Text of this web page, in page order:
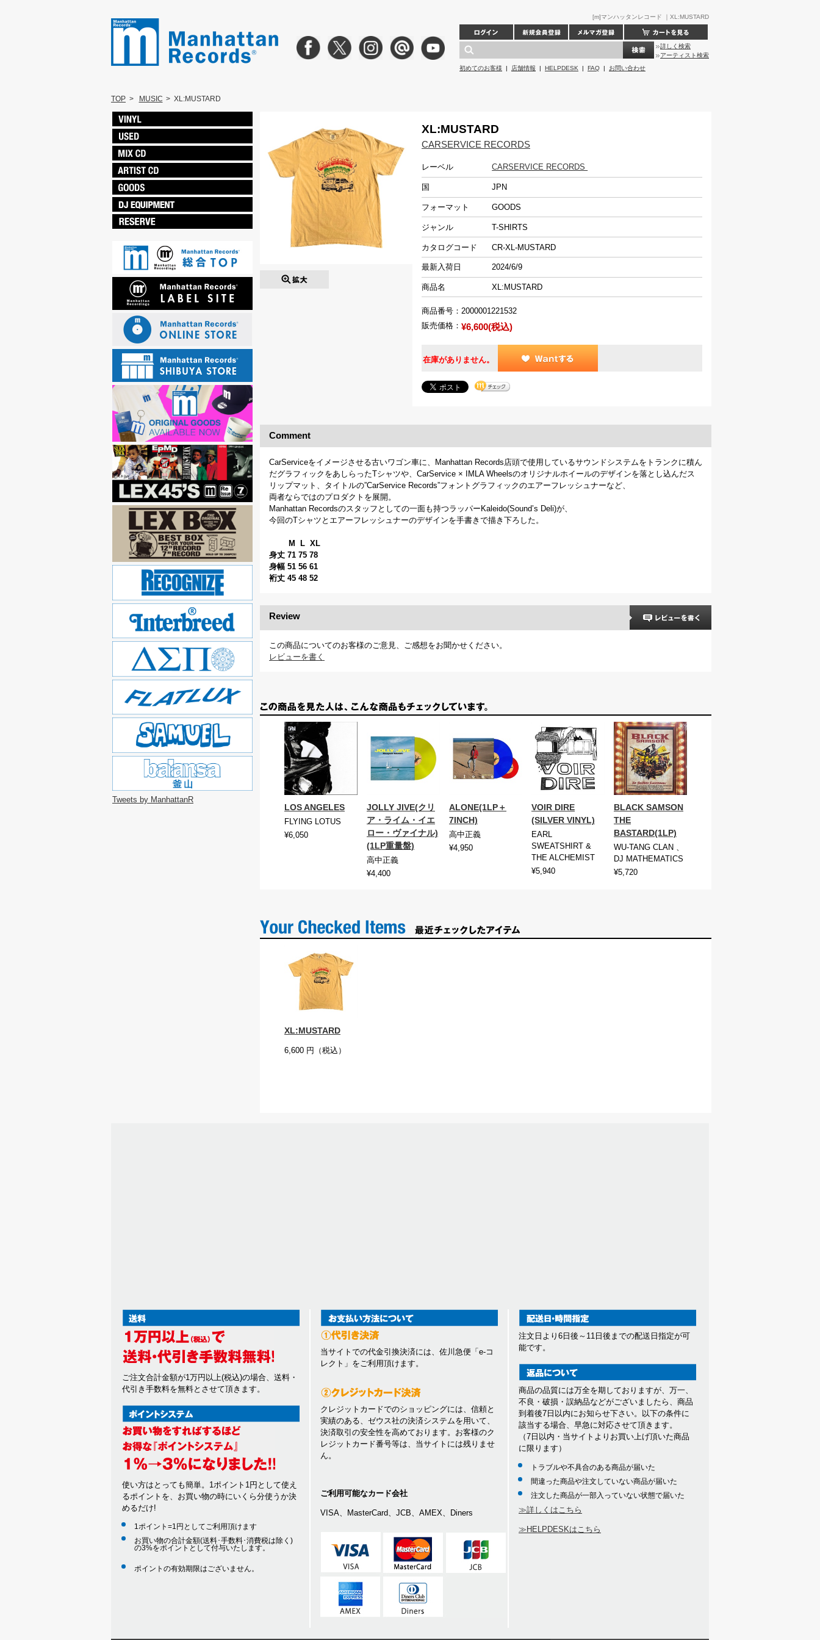
[m]マンハッタンレコード ｜XL:MUSTARD
詳しく検索
アーティスト検索
初めてのお客様 | 店舗情報 | HELPDESK | FAQ | お問い合わせ
TOP > MUSIC > XL:MUSTARD
Tweets by ManhattanR
XL:MUSTARD
CARSERVICE RECORDS
レーベル CARSERVICE RECORDS
国 JPN
フォーマット GOODS
ジャンル T-SHIRTS
カタログコード CR-XL-MUSTARD
最新入荷日 2024/6/9
商品名 XL:MUSTARD
商品番号： 2000001221532
販売価格： ¥6,600(税込)
在庫がありません。
Comment
CarServiceをイメージさせる古いワゴン車に、Manhattan Records店頭で使用しているサウンドシステムをトランクに積ん
だグラフィックをあしらったTシャツや、CarService × IMLA Wheelsのオリジナルホイールのデザインを落とし込んだス
リップマット、タイトルの”CarService Records”フォントグラフィックのエアーフレッシュナーなど、
両者ならではのプロダクトを展開。
Manhattan Recordsのスタッフとしての一面も持つラッパーKaleido(Sound’s Deli)が、
今回のTシャツとエアーフレッシュナーのデザインを手書きで描き下ろした。
M L XL
身丈 71 75 78
身幅 51 56 61
裄丈 45 48 52
Review
この商品についてのお客様のご意見、ご感想をお聞かせください。
レビューを書く
LOS ANGELES
FLYING LOTUS
¥6,050
JOLLY JIVE(クリ
ア・ライム・イエ
ロー・ヴァイナル)
(1LP重量盤)
高中正義
¥4,400
ALONE(1LP＋
7INCH)
高中正義
¥4,950
VOIR DIRE
(SILVER VINYL)
EARL
SWEATSHIRT &
THE ALCHEMIST
¥5,940
BLACK SAMSON
THE
BASTARD(1LP)
WU-TANG CLAN 、
DJ MATHEMATICS
¥5,720
XL:MUSTARD
6,600 円（税込）
ご注文合計金額が1万円以上(税込)の場合、送料・
代引き手数料を無料とさせて頂きます。
使い方はとっても簡単。1ポイント1円として使え
るポイントを、お買い物の時にいくら分使うか決
めるだけ!
1ポイント=1円としてご利用頂けます
お買い物の合計金額(送料･手数料･消費税は除く)
の3%をポイントとして付与いたします。
ポイントの有効期限はございません。
当サイトでの代金引換決済には、佐川急便「e-コ
レクト」をご利用頂けます。
クレジットカードでのショッピングには、信頼と
実績のある、ゼウス社の決済システムを用いて、
決済取引の安全性を高めております。お客様のク
レジットカード番号等は、当サイトには残りませ
ん。
ご利用可能なカード会社
VISA、MasterCard、JCB、AMEX、Diners
注文日より6日後～11日後までの配送日指定が可
能です。
商品の品質には万全を期しておりますが、万一、
不良・破損・誤納品などがございましたら、商品
到着後7日以内にお知らせ下さい。以下の条件に
該当する場合、早急に対応させて頂きます。
（7日以内・当サイトよりお買い上げ頂いた商品
に限ります）
トラブルや不具合のある商品が届いた
間違った商品や注文していない商品が届いた
注文した商品が一部入っていない状態で届いた
≫詳しくはこちら
≫HELPDESKはこちら